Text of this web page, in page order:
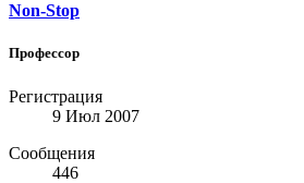
Non-Stop
Профессор
Регистрация
9 Июл 2007
Сообщения
446